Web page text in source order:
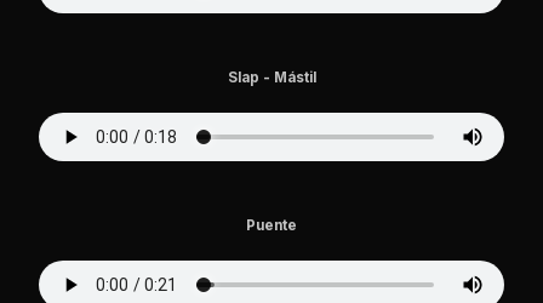
Slap - Mástil
Puente